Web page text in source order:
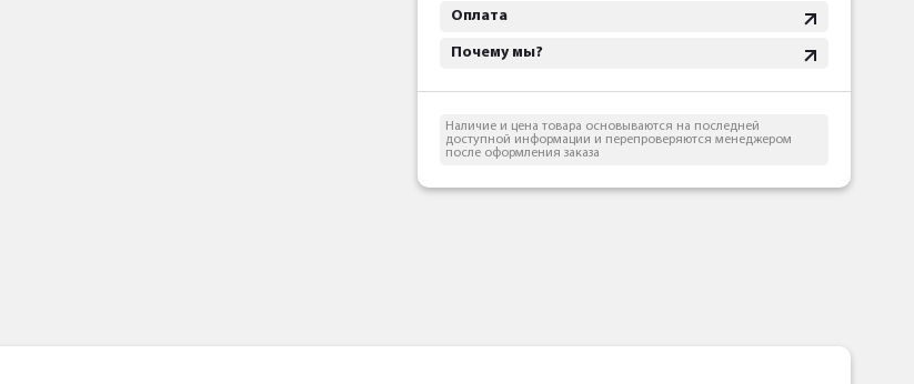
Оплата
Почему мы?
Наличие и цена товара основываются на последней
доступной информации и перепроверяются менеджером
после оформления заказа